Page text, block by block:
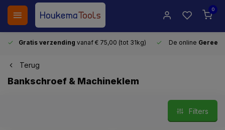
0
Gratis verzending vanaf € 75,00 (tot 31kg) De online
Terug
Bankschroef & Machineklem
Filters